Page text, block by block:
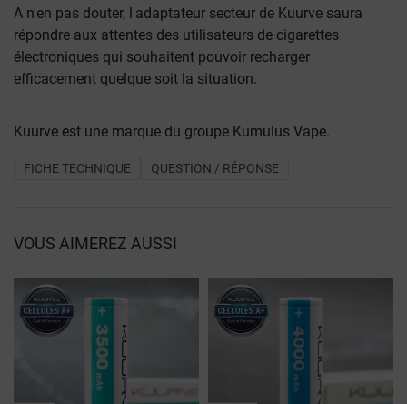
A n'en pas douter, l'adaptateur secteur de Kuurve saura
répondre aux attentes des utilisateurs de cigarettes
électroniques qui souhaitent pouvoir recharger
efficacement quelque soit la situation.
Kuurve est une marque du groupe Kumulus Vape.
FICHE TECHNIQUE QUESTION / RÉPONSE
VOUS AIMEREZ AUSSI